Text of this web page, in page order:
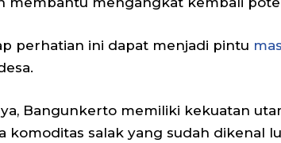
perhatian ini dapat menjadi pintu
Bangunkerto memiliki kekuatan
komoditas salak yang sudah dikenal